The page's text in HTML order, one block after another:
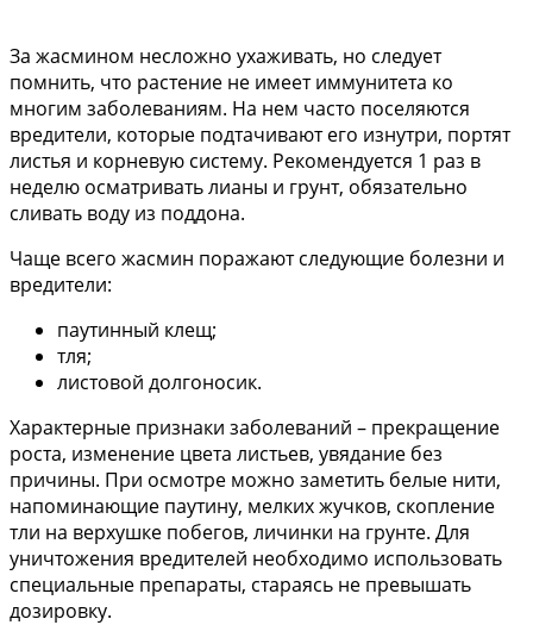
За жасмином несложно ухаживать, но следует
помнить, что растение не имеет иммунитета ко
многим заболеваниям. На нем часто поселяются
вредители, которые подтачивают его изнутри, портят
листья и корневую систему. Рекомендуется 1 раз в
неделю осматривать лианы и грунт, обязательно
сливать воду из поддона.
Чаще всего жасмин поражают следующие болезни и
вредители:
паутинный клещ;
тля;
листовой долгоносик.
Характерные признаки заболеваний – прекращение
роста, изменение цвета листьев, увядание без
причины. При осмотре можно заметить белые нити,
напоминающие паутину, мелких жучков, скопление
тли на верхушке побегов, личинки на грунте. Для
уничтожения вредителей необходимо использовать
специальные препараты, стараясь не превышать
дозировку.